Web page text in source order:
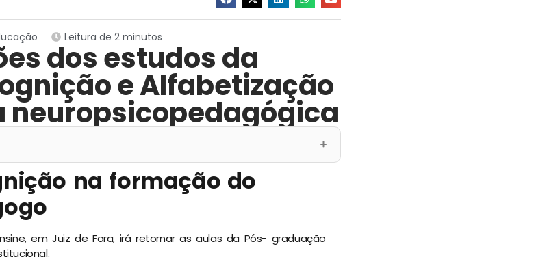
Leitura de 2 minutos
dos estudos da
e Alfabetização
neuropsicopedagógica
na formação do
em Juiz de Fora, irá retornar as aulas da Pós- graduação